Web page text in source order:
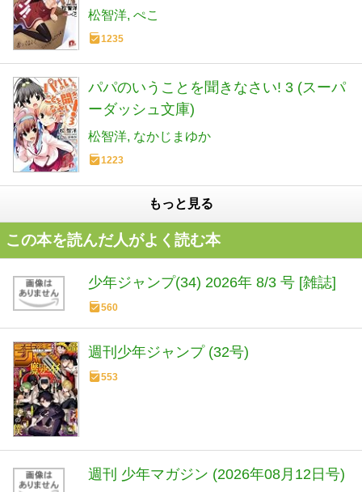
文庫)
松智洋 ぺこ
1235
パパのいうことを聞きなさい! 3 (スーパ
ーダッシュ文庫)
松智洋 なかじまゆか
1223
もっと見る
この本を読んだ人がよく読む本
少年ジャンプ(34) 2026年 8/3 号 [雑誌]
560
週刊少年ジャンプ (32号)
553
週刊 少年マガジン (2026年08月12日号)